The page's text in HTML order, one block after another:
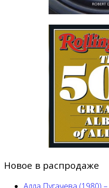
Новое в распродаже